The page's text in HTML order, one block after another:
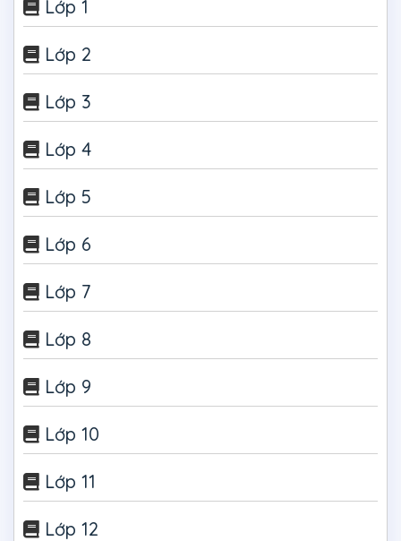
Lớp 1
Lớp 2
Lớp 3
Lớp 4
Lớp 5
Lớp 6
Lớp 7
Lớp 8
Lớp 9
Lớp 10
Lớp 11
Lớp 12